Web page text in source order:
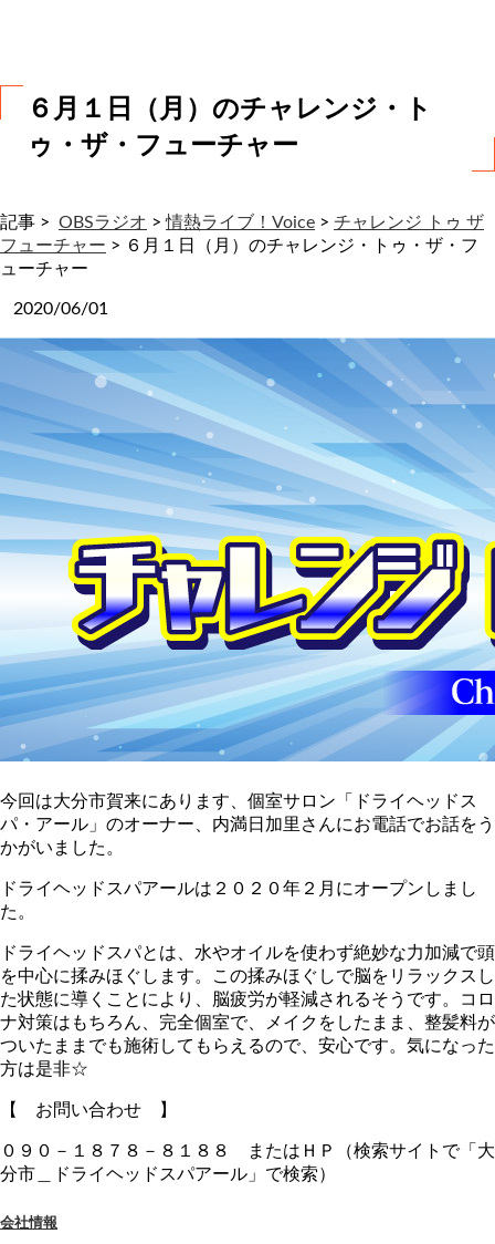
６月１日（月）のチャレンジ・ト
ゥ・ザ・フューチャー
記事 > OBSラジオ >情熱ライブ！Voice > チャレンジ トゥ ザ
フューチャー > ６月１日（月）のチャレンジ・トゥ・ザ・フ
ューチャー
2020/06/01
今回は大分市賀来にあります、個室サロン「ドライヘッドス
パ・アール」のオーナー、内満日加里さんにお電話でお話をう
かがいました。
ドライヘッドスパアールは２０２０年２月にオープンしまし
た。
ドライヘッドスパとは、水やオイルを使わず絶妙な力加減で頭
を中心に揉みほぐします。この揉みほぐしで脳をリラックスし
た状態に導くことにより、脳疲労が軽減されるそうです。コロ
ナ対策はもちろん、完全個室で、メイクをしたまま、整髪料が
ついたままでも施術してもらえるので、安心です。気になった
方は是非☆
【 お問い合わせ 】
０９０－１８７８－８１８８ またはＨＰ（検索サイトで「大
分市＿ドライヘッドスパアール」で検索）
会社情報